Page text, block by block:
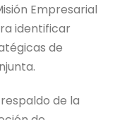
Empresarial
identificar
de
de la